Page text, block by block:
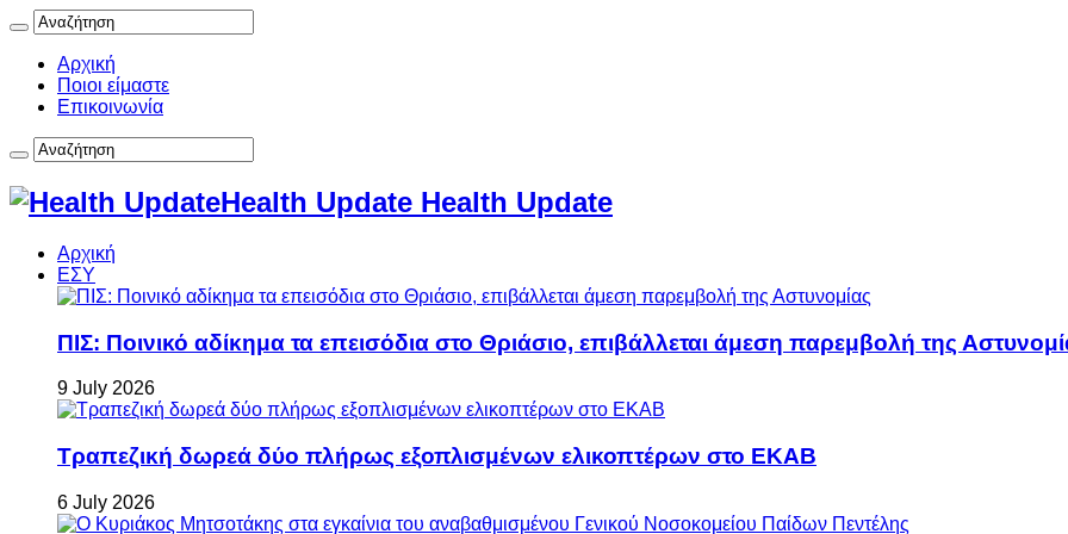
Αρχική
Ποιοι είμαστε
Επικοινωνία
Health Update Health Update
Αρχική
ΕΣΥ
ΠΙΣ: Ποινικό αδίκημα τα επεισόδια στο Θριάσιο, επιβάλλεται άμεση παρεμβολή της
9 July 2026
Τραπεζική δωρεά δύο πλήρως εξοπλισμένων ελικοπτέρων στο ΕΚΑΒ
6 July 2026